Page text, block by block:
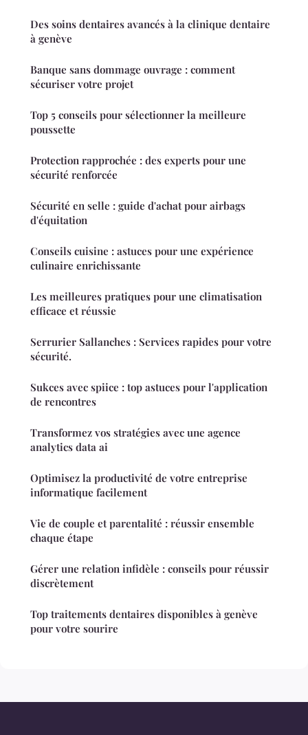
Des soins dentaires avancés à la clinique dentaire
à genève
Banque sans dommage ouvrage : comment
sécuriser votre projet
Top 5 conseils pour sélectionner la meilleure
poussette
Protection rapprochée : des experts pour une
sécurité renforcée
Sécurité en selle : guide d'achat pour airbags
d'équitation
Conseils cuisine : astuces pour une expérience
culinaire enrichissante
Les meilleures pratiques pour une climatisation
efficace et réussie
Serrurier Sallanches : Services rapides pour votre
sécurité.
Sukces avec spiice : top astuces pour l'application
de rencontres
Transformez vos stratégies avec une agence
analytics data ai
Optimisez la productivité de votre entreprise
informatique facilement
Vie de couple et parentalité : réussir ensemble
chaque étape
Gérer une relation infidèle : conseils pour réussir
discrètement
Top traitements dentaires disponibles à genève
pour votre sourire